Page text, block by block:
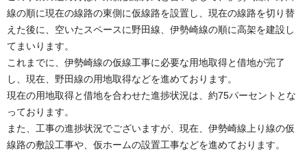
線の順に現在の線路の東側に仮線路を設置し、現在の線路を切り替
えた後に、空いたスペースに野田線、伊勢崎線の順に高架を建設し
てまいります。
これまでに、伊勢崎線の仮線工事に必要な用地取得と借地が完了
し、現在、野田線の用地取得などを進めております。
現在の用地取得と借地を合わせた進捗状況は、約75パーセントとな
っております。
また、工事の進捗状況でございますが、現在、伊勢崎線上り線の仮
線路の敷設工事や、仮ホームの設置工事などを進めております。